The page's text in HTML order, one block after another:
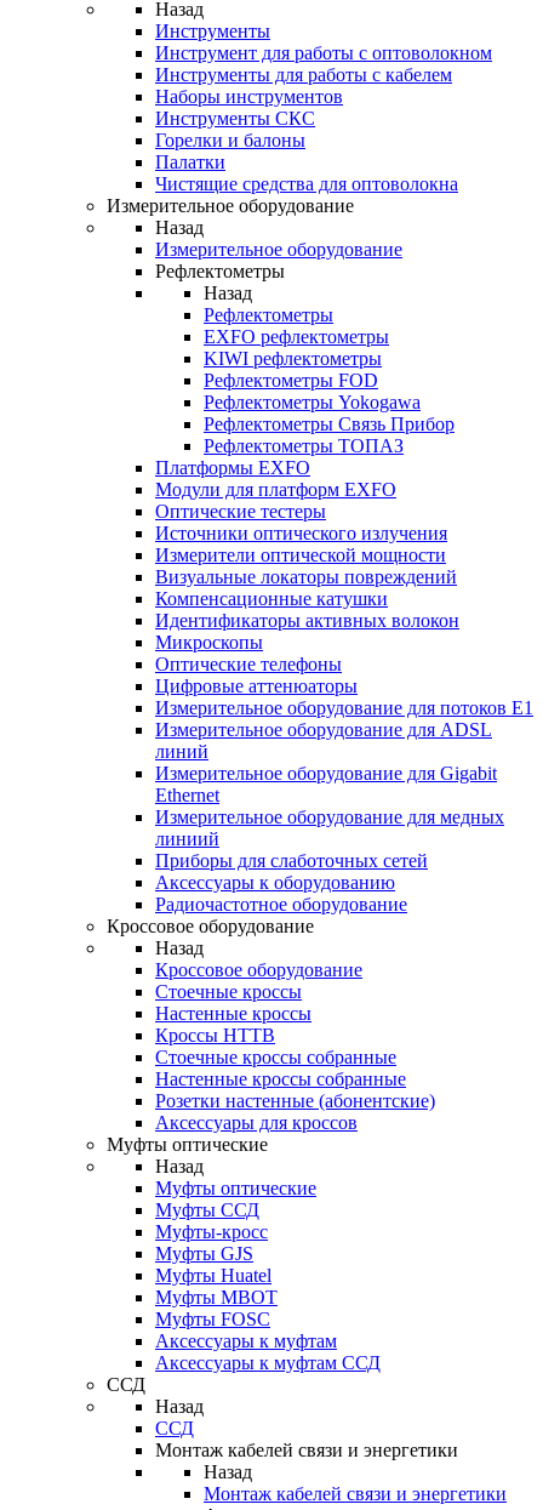
Назад
Инструменты
Инструмент для работы с оптоволокном
Инструменты для работы с кабелем
Наборы инструментов
Инструменты СКС
Горелки и балоны
Палатки
Чистящие средства для оптоволокна
Измерительное оборудование
Назад
Измерительное оборудование
Рефлектометры
Назад
Рефлектометры
EXFO рефлектометры
KIWI рефлектометры
Рефлектометры FOD
Рефлектометры Yokogawa
Рефлектометры Связь Прибор
Рефлектометры ТОПАЗ
Платформы EXFO
Модули для платформ EXFO
Оптические тестеры
Источники оптического излучения
Измерители оптической мощности
Визуальные локаторы повреждений
Компенсационные катушки
Идентификаторы активных волокон
Микроскопы
Оптические телефоны
Цифровые аттенюаторы
Измерительное оборудование для потоков Е1
Измерительное оборудование для ADSL
линий
Измерительное оборудование для Gigabit
Ethernet
Измерительное оборудование для медных
линиий
Приборы для слаботочных сетей
Аксессуары к оборудованию
Радиочастотное оборудование
Кроссовое оборудование
Назад
Кроссовое оборудование
Стоечные кроссы
Настенные кроссы
Кроссы HTTB
Стоечные кроссы собранные
Настенные кроссы собранные
Розетки настенные (абонентские)
Аксессуары для кроссов
Муфты оптические
Назад
Муфты оптические
Муфты ССД
Муфты-кросс
Муфты GJS
Муфты Huatel
Муфты МВОТ
Муфты FOSC
Аксессуары к муфтам
Аксессуары к муфтам ССД
ССД
Назад
ССД
Монтаж кабелей связи и энергетики
Назад
Монтаж кабелей связи и энергетики